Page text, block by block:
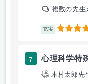
複数の先生
充実 4
7 心理科学特
木村太郎先